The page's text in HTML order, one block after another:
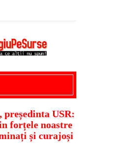
– actualitate giurgiu,
stiri politice, social
giurgiu, dezvaluiri,
stiri locale
președinta USR:
forțele noastre
și curajoși